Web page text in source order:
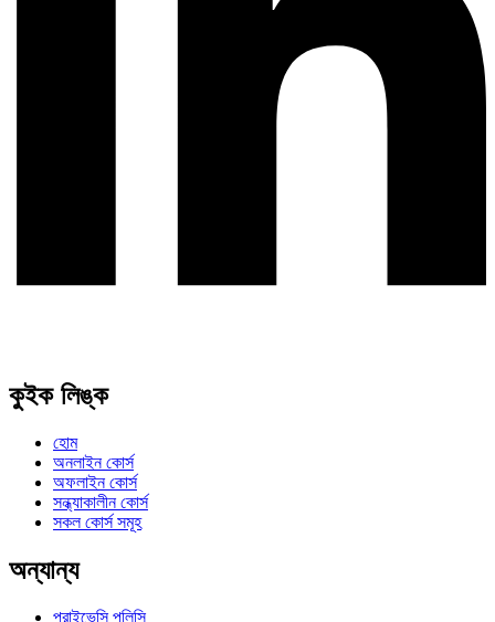
কুইক লিঙ্ক
হোম
অনলাইন কোর্স
অফলাইন কোর্স
সন্ধ্যাকালীন কোর্স
সকল কোর্স সমূহ
অন্যান্য
প্রাইভেসি পলিসি